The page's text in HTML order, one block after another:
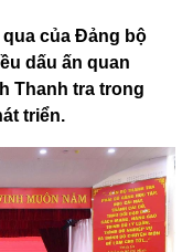
của Đảng bộ
dấu ấn quan
Thanh tra trong
triển.